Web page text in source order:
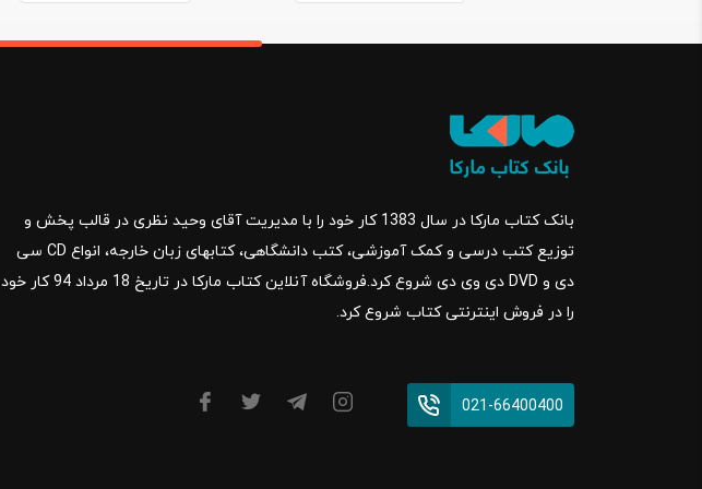
بانک کتاب مارکا در سال 1383 کار خود را با مدیریت آقای وحید نظری در قالب پخش و
توزیع کتب درسی و کمک آموزشی، کتب دانشگاهی، کتابهای زبان خارجه، انواع CD سی
دی و DVD دی وی دی شروع کرد.فروشگاه آنلاین کتاب مارکا در تاریخ 18 مرداد 94 کار خود
را در فروش اینترنتی کتاب شروع کرد.
021-66400400